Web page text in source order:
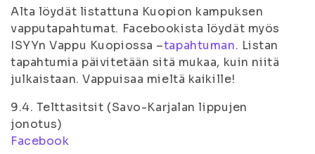
Alta löydät listattuna Kuopion kampuksen
vapputapahtumat. Facebookista löydät myös
ISYYn Vappu Kuopiossa –tapahtuman. Listan
tapahtumia päivitetään sitä mukaa, kuin niitä
julkaistaan. Vappuisaa mieltä kaikille!
9.4. Telttasitsit (Savo-Karjalan lippujen
jonotus)
Facebook